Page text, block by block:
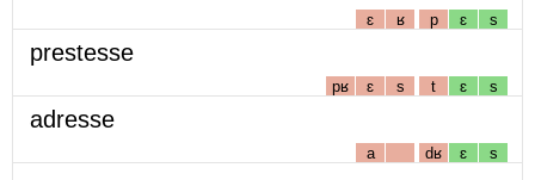
ɛ ʁ p ɛ s
prestesse
pʁ ɛ s t ɛ s
adresse
a dʁ ɛ s